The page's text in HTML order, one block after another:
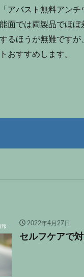
アバスト無料アン
面では両製品でほ
るほうが無難です
おすすめします。
報 2022年4月27日
セルフケアで